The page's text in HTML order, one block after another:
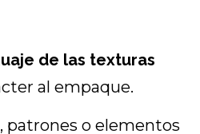
de las texturas
al empaque.
patrones o elementos